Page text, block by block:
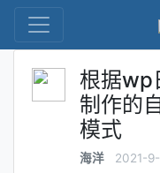
根据wp
制作的
模式
海洋 2021-